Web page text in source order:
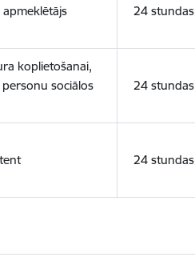
24 stundas
koplietošanai,
sociālos
24 stundas
24 stundas